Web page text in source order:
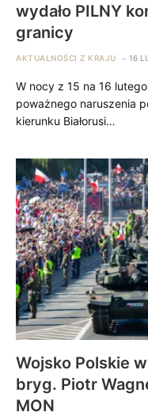
wydało PILNY
granicy
AKTUALNOŚCI Z KRAJU 16
W nocy z 15 na 16
poważnego naruszenia
kierunku Białorusi…
Wojsko Polskie
bryg. Piotr
MON